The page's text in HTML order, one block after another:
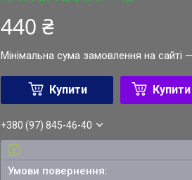
440 ₴
Мінімальна сума замовлення на сайті
Купити
+380 (97) 845-46-40